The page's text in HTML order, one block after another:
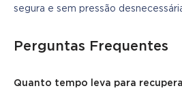
segura e sem pressão
Perguntas Frequentes
Quanto tempo leva para